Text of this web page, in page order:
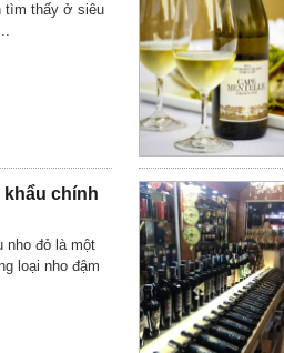
tìm thấy ở siêu
chính
nho đỏ là một
loại nho đậm